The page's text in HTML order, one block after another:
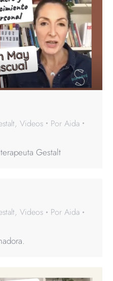
, Videos Por Aida
Gestalt
, Videos Por Aida